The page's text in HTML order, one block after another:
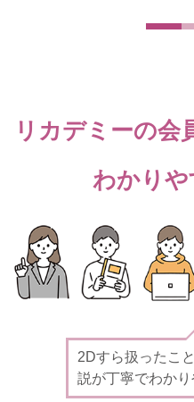
リカデミーの会
わかり
2Dすら扱ったこ
説が丁寧でわかり